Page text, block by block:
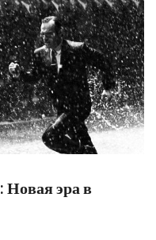
Новая эра в